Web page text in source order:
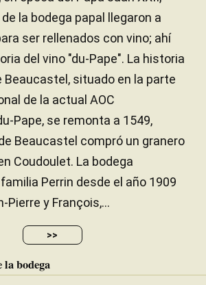
la bodega papal llegaron a
ser rellenados con vino; ahí
del vino "du-Pape". La historia
Beaucastel, situado en la parte
de la actual AOC
Pape, se remonta a 1549,
Beaucastel compró un granero
Coudoulet. La bodega
Perrin desde el año 1909
Pierre y François,...
>>
la bodega